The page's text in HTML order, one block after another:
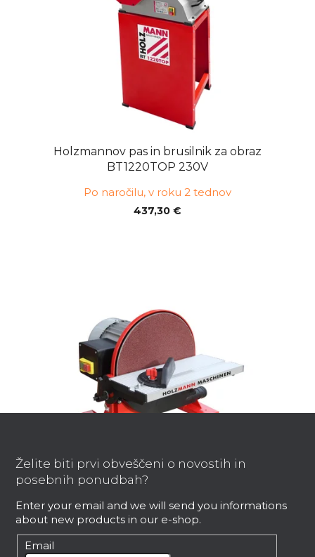
Holzmannov pas in brusilnik za obraz
BT1220TOP 230V
Po naročilu, v roku 2 tednov
437,30 €
Holzmann TSM250 230V brusilnik za
sprednji disk
Takoj dobavljivo
163,39 €
Želite biti prvi obveščeni o novostih in
posebnih ponudbah?
Enter your email and we will send you informations
about new products in our e-shop.
Email